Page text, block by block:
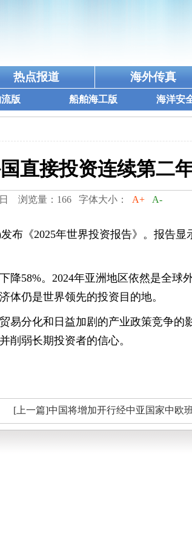
热点报道 海外传真
版 船舶海工版 海洋安
直接投资连续第二
浏览量：166 字体大小： A+ A-
布《2025年世界投资报告》。报告显
58%。2024年亚洲地区依然是全球
体仍是世界领先的投资目的地。
易分化和日益加剧的产业政策竞争的
削弱长期投资者的信心。
[上一篇]中国将增加开行经中亚国家中欧